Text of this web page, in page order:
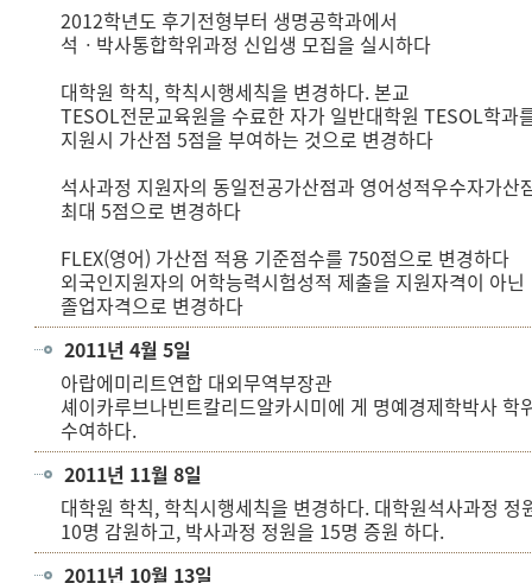
2012학년도 후기전형부터 생명공학과에서
석ㆍ박사통합학위과정 신입생 모집을 실시하다
대학원 학칙, 학칙시행세칙을 변경하다. 본교
TESOL전문교육원을 수료한 자가 일반대학원 TESOL학과
지원시 가산점 5점을 부여하는 것으로 변경하다
석사과정 지원자의 동일전공가산점과 영어성적우수자가산
최대 5점으로 변경하다
FLEX(영어) 가산점 적용 기준점수를 750점으로 변경하다
외국인지원자의 어학능력시험성적 제출을 지원자격이 아닌
졸업자격으로 변경하다
2011년 4월 5일
아랍에미리트연합 대외무역부장관
셰이카루브나빈트칼리드알카시미에 게 명예경제학박사 학
수여하다.
2011년 11월 8일
대학원 학칙, 학칙시행세칙을 변경하다. 대학원석사과정 정
10명 감원하고, 박사과정 정원을 15명 증원 하다.
2011년 10월 13일